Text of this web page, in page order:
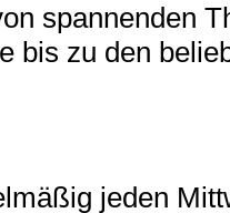
spannenden T
e bis zu den
ig jeden